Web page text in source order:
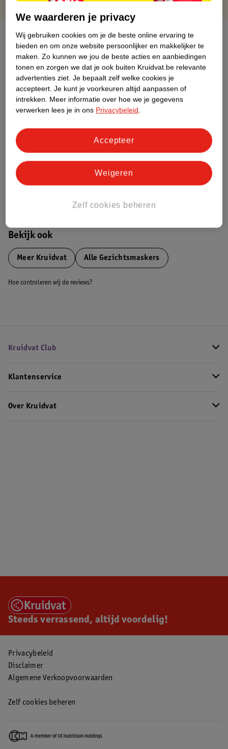
Over dit product
Productinformatie
Etiketinformatie
Impact Score.
Bekijk ook
Meer Kruidvat Alle Gezichtsmaskers
Hoe controleren wij de reviews?
Kruidvat Club
Klantenservice
Over Kruidvat
Steeds verrassend, altijd voordelig!
Privacybeleid
Disclaimer
Algemene Verkoopvoorwaarden
Zelf cookies beheren
We waarderen je privacy
Wij gebruiken cookies om je de beste online ervaring te
bieden en om onze website persoonlijker en makkelijker te
maken. Zo kunnen we jou de beste acties en aanbiedingen
tonen en zorgen we dat je ook buiten Kruidvat.be relevante
advertenties ziet. Je bepaalt zelf welke cookies je
accepteert. Je kunt je voorkeuren altijd aanpassen of
intrekken. Meer informatie over hoe we je gegevens
verwerken lees je in ons Privacybeleid.
Zelf cookies beheren
Weigeren
Accepteer